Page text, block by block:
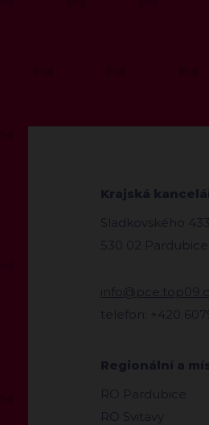
Krajská
Sladkovského 433
530 02 Pardubice
telefon: +420
Regionální a
RO Pardubice
RO Svitavy